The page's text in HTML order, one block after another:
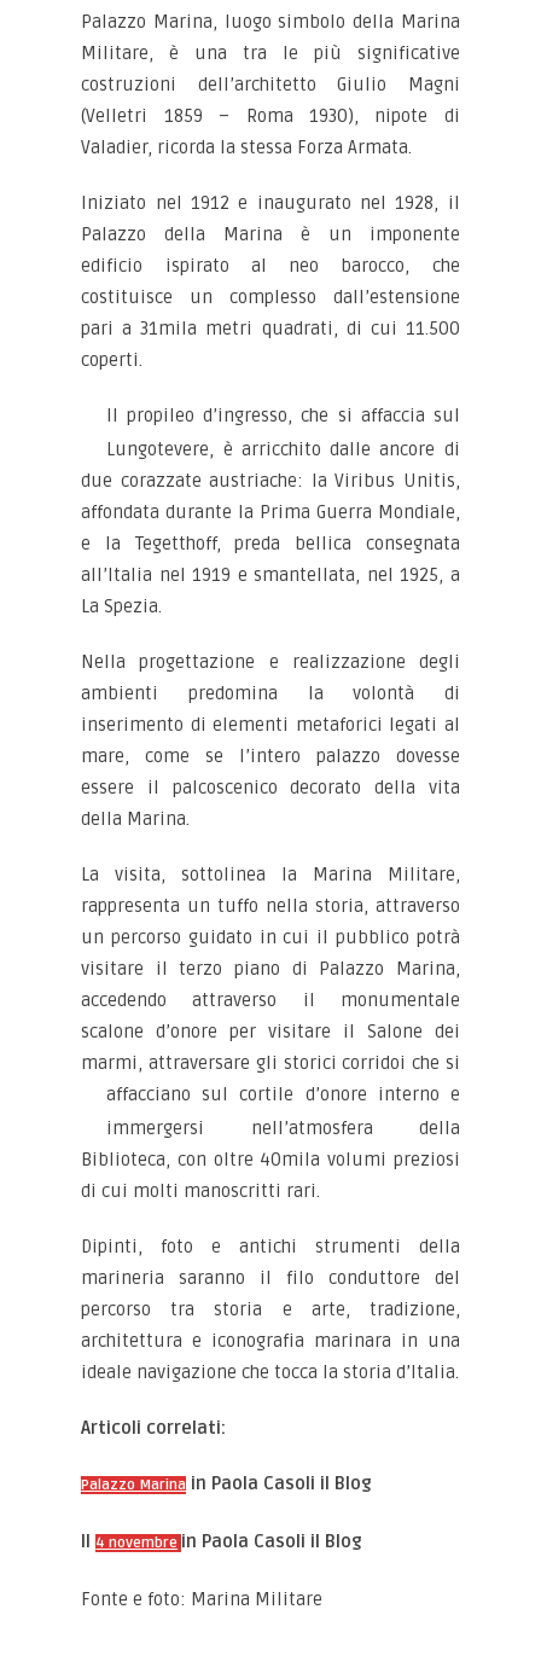
Palazzo Marina, luogo simbolo della Marina
Militare, è una tra le più significative
costruzioni dell’architetto Giulio Magni
(Velletri 1859 – Roma 1930), nipote di
Valadier, ricorda la stessa Forza Armata.
Iniziato nel 1912 e inaugurato nel 1928, il
Palazzo della Marina è un imponente
edificio ispirato al neo barocco, che
costituisce un complesso dall’estensione
pari a 31mila metri quadrati, di cui 11.500
coperti.
Il propileo d’ingresso, che si affaccia sul
Lungotevere, è arricchito dalle ancore di
due corazzate austriache: la Viribus Unitis,
affondata durante la Prima Guerra Mondiale,
e la Tegetthoff, preda bellica consegnata
all’Italia nel 1919 e smantellata, nel 1925, a
La Spezia.
Nella progettazione e realizzazione degli
ambienti predomina la volontà di
inserimento di elementi metaforici legati al
mare, come se l’intero palazzo dovesse
essere il palcoscenico decorato della vita
della Marina.
La visita, sottolinea la Marina Militare,
rappresenta un tuffo nella storia, attraverso
un percorso guidato in cui il pubblico potrà
visitare il terzo piano di Palazzo Marina,
accedendo attraverso il monumentale
scalone d’onore per visitare il Salone dei
marmi, attraversare gli storici corridoi che si
affacciano sulcortile d’onore interno e
immergersi nell’atmosfera della
Biblioteca, con oltre 40mila volumi preziosi
di cui molti manoscritti rari.
Dipinti, foto e antichi strumenti della
marineria saranno il filo conduttore del
percorso tra storia e arte, tradizione,
architettura e iconografia marinara in una
ideale navigazione che tocca la storia d’Italia.
Articoli correlati:
Palazzo Marina in Paola Casoli il Blog
Il4 novembre in Paola Casoli il Blog
Fonte e foto: Marina Militare